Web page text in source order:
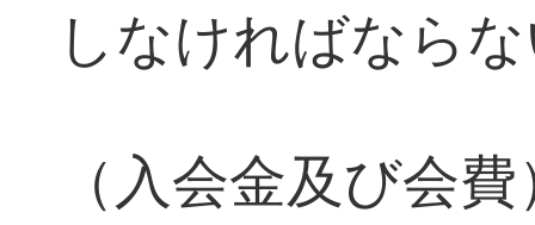
しなければなら
（入会金及び会費